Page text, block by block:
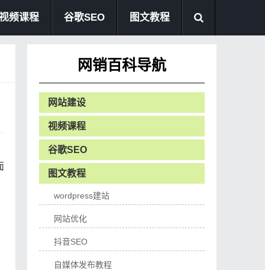
频课程 谷歌SEO 图文教程
网销百科导航
网站建设
视频课程
谷歌SEO
图文教程
wordpress建站
网站优化
抖音SEO
自媒体发布教程